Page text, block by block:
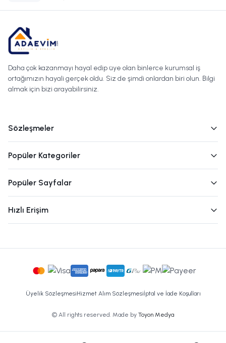
Daha çok kazanmayı hayal edip üye olan binlerce kurumsal iş
ortağımızın hayali gerçek oldu. Siz de şimdi onlardan biri olun. Bilgi
almak için bizi arayabilirsiniz.
Sözleşmeler
Popüler Kategoriler
Popüler Sayfalar
Hızlı Erişim
Üyelik SözleşmesiHizmet Alım Sözleşmesiİptal ve İade Koşulları
© All rights reserved. Made by Toyon Medya